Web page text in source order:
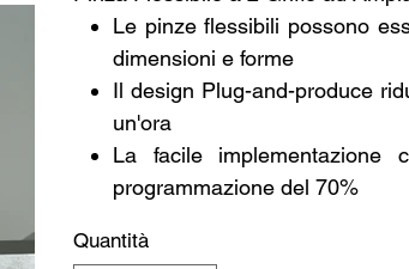
Le pinze flessibili possono
dimensioni e forme
Il design Plug-and-produce
un'ora
La facile
programmazione del 70%
Quantità